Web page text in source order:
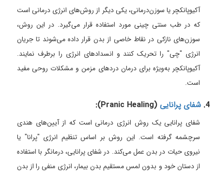
آکیوپانکچر یا سوزن‌درمانی، یکی دیگر از روش‌های انرژی درمانی است
که در طب سنتی چینی مورد استفاده قرار می‌گیرد. در این روش،
سوزن‌های نازکی در نقاط خاصی از بدن قرار داده می‌شوند تا جریان
انرژی "چی" را تحریک کنند و انسدادهای انرژی را برطرف نمایند.
آکیوپانکچر به‌ویژه برای درمان دردهای مزمن و مشکلات روحی مفید
است.
4. شفای پرانایی (Pranic Healing):
شفای پرانایی یک روش انرژی درمانی است که از آیین‌های هندی
سرچشمه گرفته است. این روش بر اساس تنظیم انرژی "پرانا" یا
نیروی حیات در بدن عمل می‌کند. در شفای پرانایی، درمانگر با استفاده
از دستان خود و بدون لمس مستقیم بدن بیمار، انرژی منفی را از بدن